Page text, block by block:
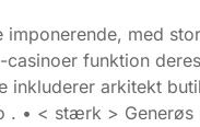
imponerende, med
casinoer funktion
inkluderer arkitekt
. • < stærk >